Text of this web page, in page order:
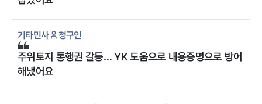
기타민사 청구인
주위토지 통행권 갈등… YK 도움으로 내용증명으로 방어
해냈어요